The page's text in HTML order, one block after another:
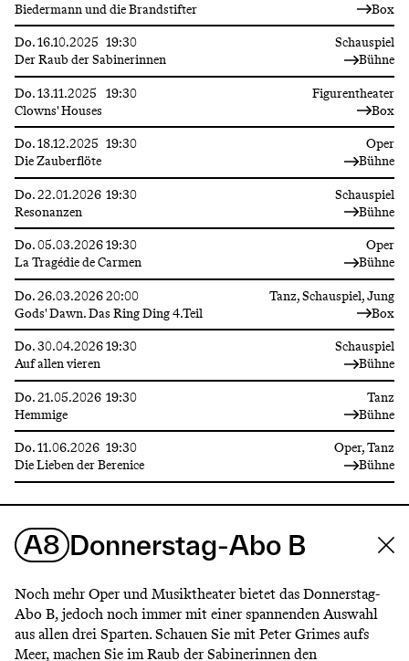
Biedermann und die Brandstifter
Box
Schauspiel
Do.16.10.2025 19:30
Der Raub der Sabinerinnen
Bühne
Figurentheater
Do.13.11.2025 19:30
Clowns' Houses
Box
Oper
Do.18.12.2025 19:30
Die Zauberflöte
Bühne
Schauspiel
Do.22.01.2026 19:30
Resonanzen
Bühne
Oper
Do.05.03.202619:30
La Tragédie de Carmen
Bühne
Tanz, Schauspiel, Jung
Do.26.03.202620:00
Gods' Dawn. Das Ring Ding 4.Teil
Box
Schauspiel
Do.30.04.202619:30
Auf allen vieren
Bühne
Tanz
Do.21.05.2026 19:30
Hemmige
Bühne
Oper, Tanz
Do.11.06.2026 19:30
Die Lieben der Berenice
Bühne
A8 Donnerstag-Abo B
Noch mehr Oper und Musiktheater bietet das Donnerstag-
Abo B, jedoch noch immer mit einer spannenden Auswahl
aus allen drei Sparten. Schauen Sie mit Peter Grimes aufs
Meer, machen Sie im Raub der Sabinerinnen den